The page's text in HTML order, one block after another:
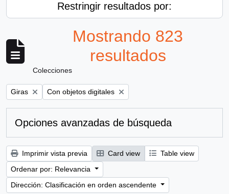
Restringir resultados por:
Mostrando 823
resultados
Colecciones
Remove filter:
Giras Remove filter:
Con objetos digitales
Opciones avanzadas de búsqueda
Imprimir vista previa Card view
Table view
Ordenar por: Relevancia
Dirección: Clasificación en orden ascendente